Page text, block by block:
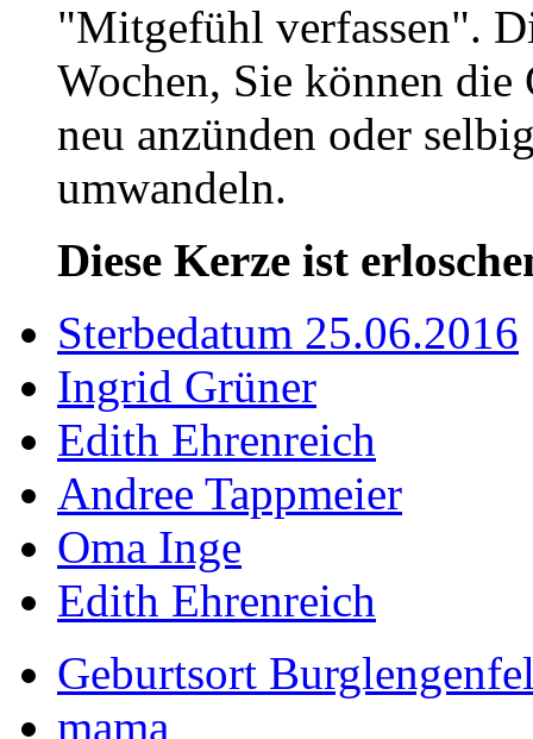
"Mitgefühl verfassen".
Wochen, Sie können die
neu anzünden oder
umwandeln.
Diese Kerze ist
Sterbedatum 25.06.2016
Ingrid Grüner
Edith Ehrenreich
Andree Tappmeier
Oma Inge
Edith Ehrenreich
Geburtsort
mama